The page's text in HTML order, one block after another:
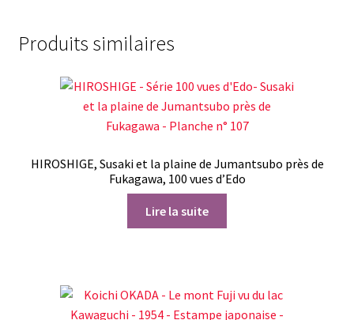
Daikon
japonais)
Produits similaires
HIROSHIGE, Susaki et la plaine de Jumantsubo près de
Fukagawa, 100 vues d’Edo
Lire la suite